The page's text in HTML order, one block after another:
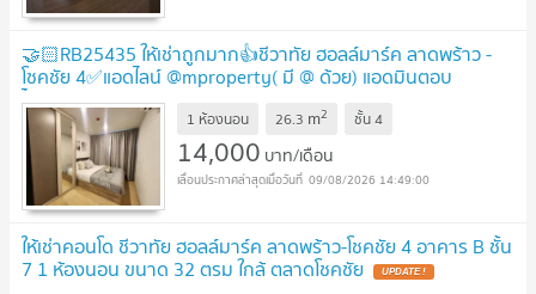
🤝🏻RB25435 ให้เช่าถูกมาก👍ชีวาทัย ฮอลล์มาร์ค ลาดพร้าว -
โชคชัย 4✅แอดไลน์ @mproperty( มี @ ด้วย) แอดมินตอบ
ไว UPDATE !
1 ห้องนอน 26.3 m2 ชั้น4
14,000 บาท/เดือน
09/08/2026 14:49:00
ให้เช่าคอนโด ชีวาทัย ฮอลล์มาร์ค ลาดพร้าว-โชคชัย 4 อาคาร B ชั้น
7 1 ห้องนอน ขนาด 32 ตรม ใกล้ ตลาดโชคชัย UPDATE !